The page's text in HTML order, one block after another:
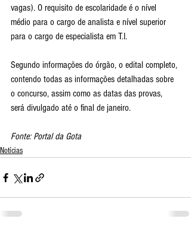
vagas). O requisito de escolaridade é o nível
médio para o cargo de analista e nível superior
para o cargo de especialista em T.I.
Segundo informações do órgão, o edital completo,
contendo todas as informações detalhadas sobre
o concurso, assim como as datas das provas,
será divulgado até o final de janeiro.
Fonte: Portal da Gota
Notícias